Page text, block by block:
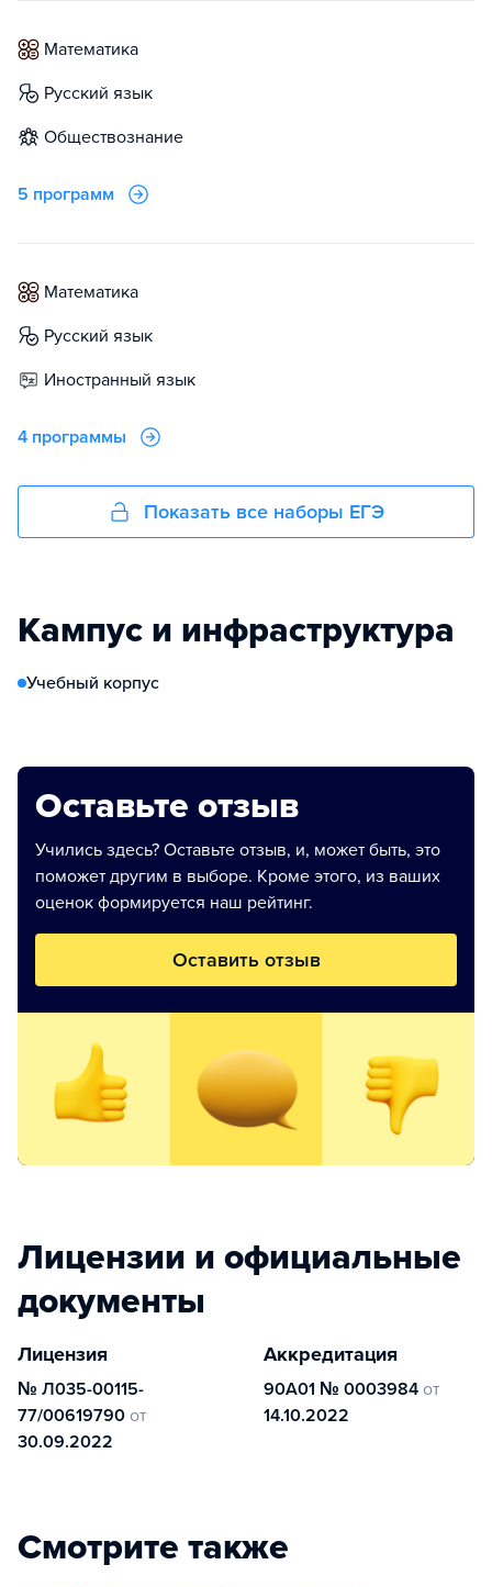
математика
русский язык
обществознание
5 программ
математика
русский язык
иностранный язык
4 программы
Показать все наборы ЕГЭ
Кампус и инфраструктура
Учебный корпус
Оставьте отзыв
Учились здесь? Оставьте отзыв, и, может быть, это
поможет другим в выборе. Кроме этого, из ваших
оценок формируется наш рейтинг.
Оставить отзыв
Лицензии и официальные
документы
Лицензия
№ Л035-00115-
77/00619790 от
30.09.2022
Аккредитация
90А01 № 0003984 от
14.10.2022
Смотрите также